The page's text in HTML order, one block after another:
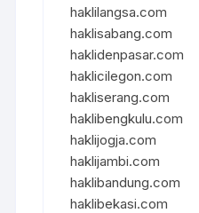
haklilangsa.com
haklisabang.com
haklidenpasar.com
haklicilegon.com
hakliserang.com
haklibengkulu.com
haklijogja.com
haklijambi.com
haklibandung.com
haklibekasi.com